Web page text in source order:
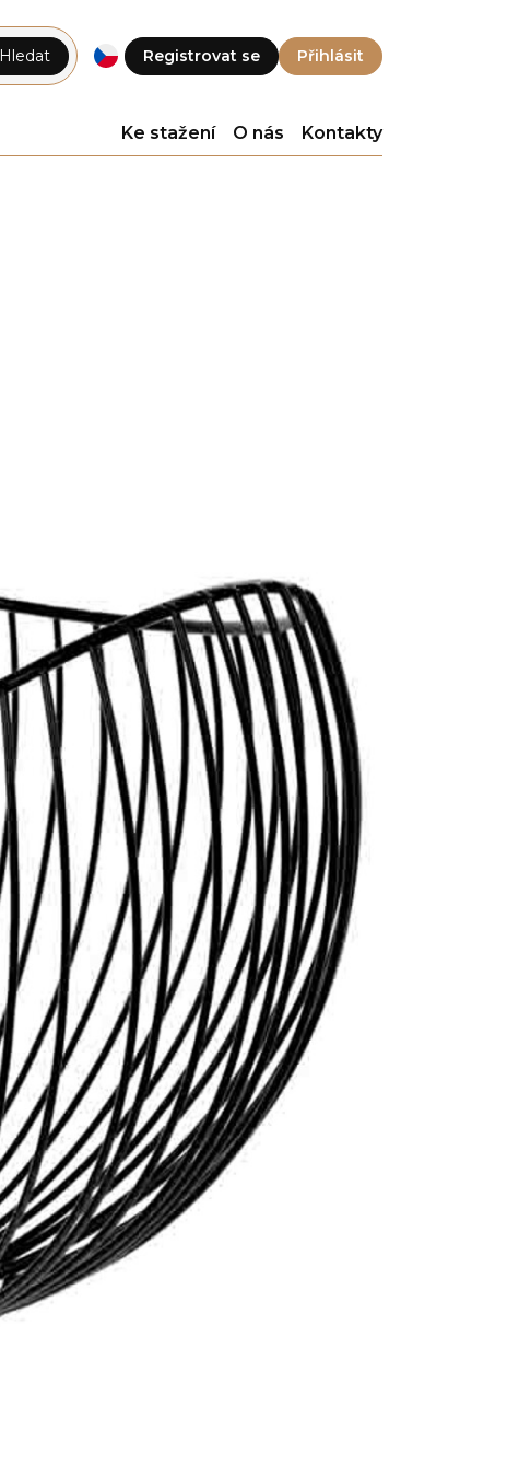
Registrovat se Přihlásit
Hledat
Ke stažení O nás Kontakty